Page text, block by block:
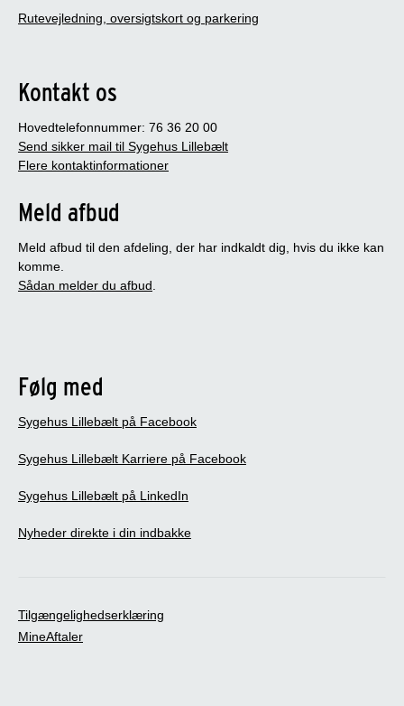
Rutevejledning, oversigtskort og parkering
Kontakt os
Hovedtelefonnummer: 76 36 20 00
Send sikker mail til Sygehus Lillebælt
Flere kontaktinformationer
Meld afbud
Meld afbud til den afdeling, der har indkaldt dig, hvis du ikke kan
komme.
Sådan melder du afbud.
Følg med
Sygehus Lillebælt på Facebook
Sygehus Lillebælt Karriere på Facebook
Sygehus Lillebælt på LinkedIn
Nyheder direkte i din indbakke
Tilgængelighedserklæring
MineAftaler